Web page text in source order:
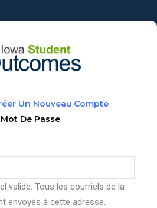
Un Nouveau Compte
De Passe
valide. Tous les courriels de la
envoyés à cette adresse.